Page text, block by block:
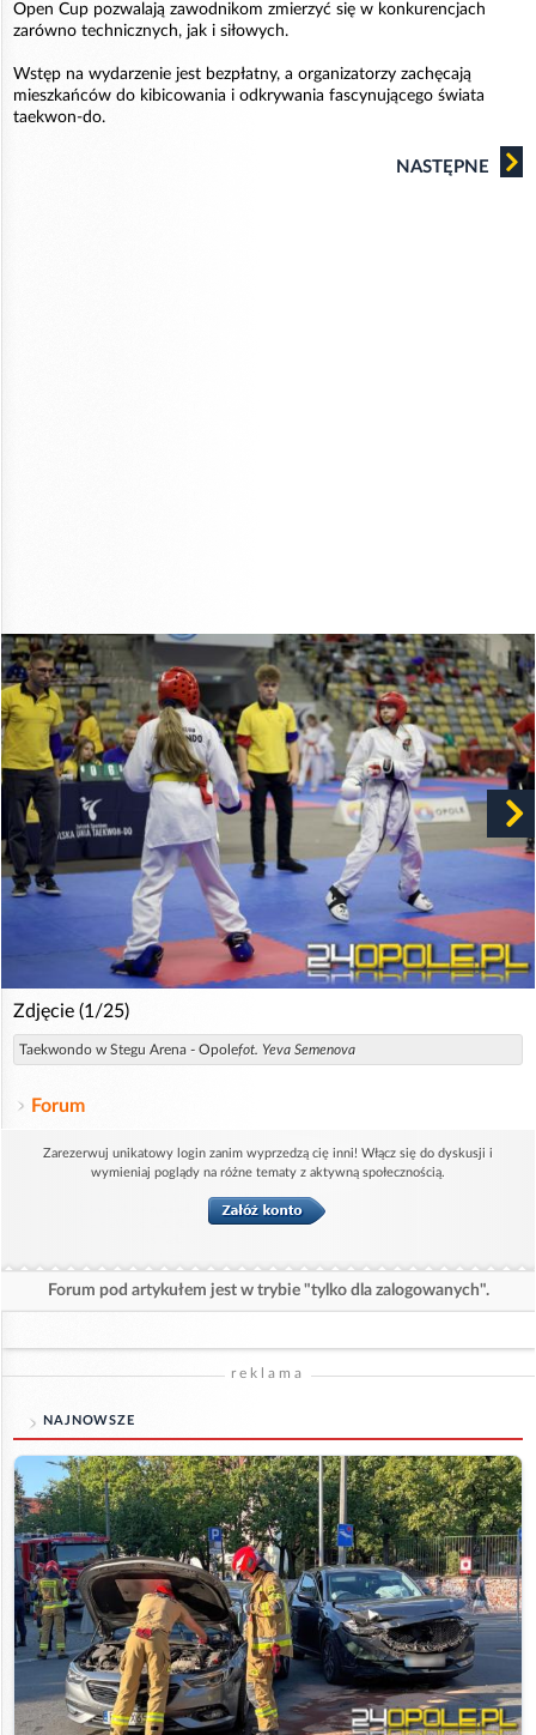
Open Cup pozwalają zawodnikom zmierzyć się w konkurencjach
zarówno technicznych, jak i siłowych.
Wstęp na wydarzenie jest bezpłatny, a organizatorzy zachęcają
mieszkańców do kibicowania i odkrywania fascynującego świata
taekwon-do.
NASTĘPNE
Zdjęcie (1/25)
Taekwondo w Stegu Arena - Opolefot. Yeva Semenova
Forum
Zarezerwuj unikatowy login zanim wyprzedzą cię inni! Włącz się do dyskusji i
wymieniaj poglądy na różne tematy z aktywną społecznością.
Forum pod artykułem jest w trybie "tylko dla zalogowanych".
reklama
NAJNOWSZE